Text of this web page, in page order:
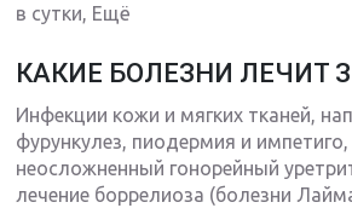
в сутки, Ещё
КАКИЕ БОЛЕЗНИ ЛЕЧИТ
Инфекции кожи и мягких тканей,
фурункулез, пиодермия и
неосложненный гонорейный
лечение боррелиоза (болезни